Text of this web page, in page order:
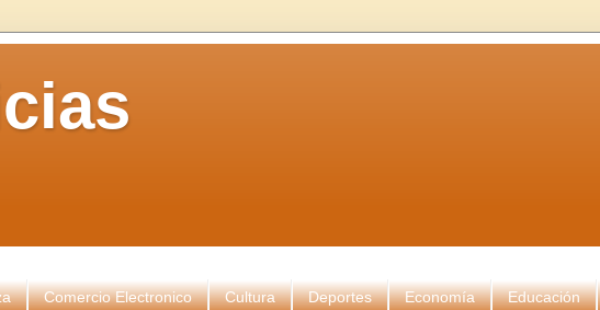
Comercio Electronico Cultura Deportes Economía Educación